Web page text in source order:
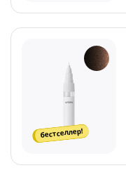
бестселлер!